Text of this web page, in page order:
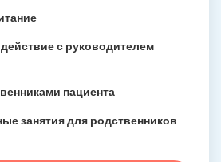
с руководителем
пациента
занятия для родственников